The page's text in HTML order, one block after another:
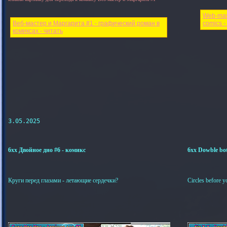
Веб-мастер и Маргарита #1 - графический роман в
комиксах - читать
Web-
comics -
3.05.2025
6xx Двойное дно #6 - комикс
Круги перед глазами - летающие сердечки?
6xx Dowble
Circles before